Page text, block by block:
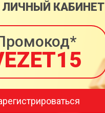
ЛИЧНЫЙ КАБИНЕТ